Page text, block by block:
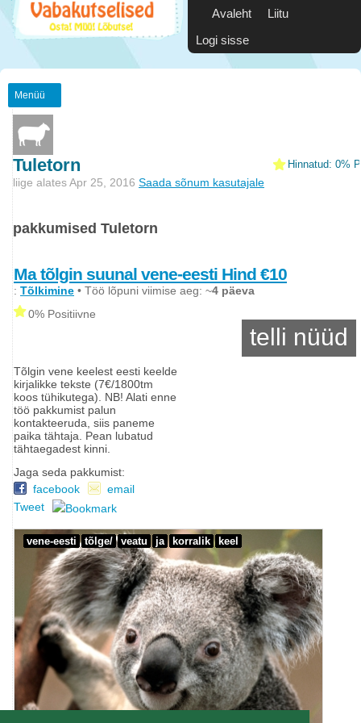
Avaleht
Liitu
Logi sisse
Menüü
Tuletorn Hinnatud: 0%
liige alates Apr 25, 2016 Saada sõnum kasutajale
pakkumised Tuletorn
Ma tõlgin suunal vene-eesti Hind €10
: Tõlkimine • Töö lõpuni viimise aeg: ~4 päeva
0% Positiivne
telli nüüd
Tõlgin vene keelest eesti keelde
kirjalikke tekste (7€/1800tm
koos tühikutega). NB! Alati enne
töö pakkumist palun
kontakteeruda, siis paneme
paika tähtaja. Pean lubatud
tähtaegadest kinni.
Jaga seda pakkumist:
facebook
email
Tweet
vene-eesti tõlge/ veatu ja korralik keel